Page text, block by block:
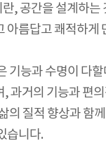
, 공간을 설계하
아름답고 쾌적하게
기능과 수명이 다
과거의 기능과 편
의 질적 향상과 함
습니다.